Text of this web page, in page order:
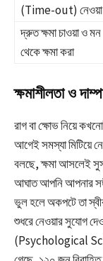
(Time-out) নেওয়া
দ্রুত ক্ষমা চাওয়া ও মন
থেকে ক্ষমা করা
ক্ষমাশীলতা ও
রাগ বা ক্ষোভ নিয়ে
আগেই সমস্যা মিটিয়ে
বলছে, ক্ষমা আসলেই
আঘাত আপনি আপনার
ভুল হলে অকপটে তা
শুধরে নেওয়ার সুযোগ
(Psychological